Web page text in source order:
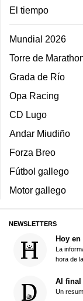
El tiempo
Mundial 2026
Torre de
Grada de Río
Opa Racing
CD Lugo
Andar Miudiño
Forza Breo
Fútbol gallego
Motor gallego
NEWSLETTERS
Hoy en
La
hora de
Al final
Un